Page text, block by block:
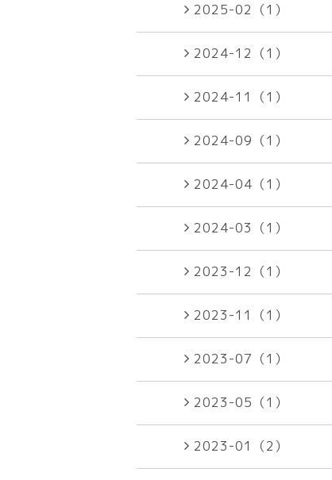
2025-02（1）
2024-12（1）
2024-11（1）
2024-09（1）
2024-04（1）
2024-03（1）
2023-12（1）
2023-11（1）
2023-07（1）
2023-05（1）
2023-01（2）